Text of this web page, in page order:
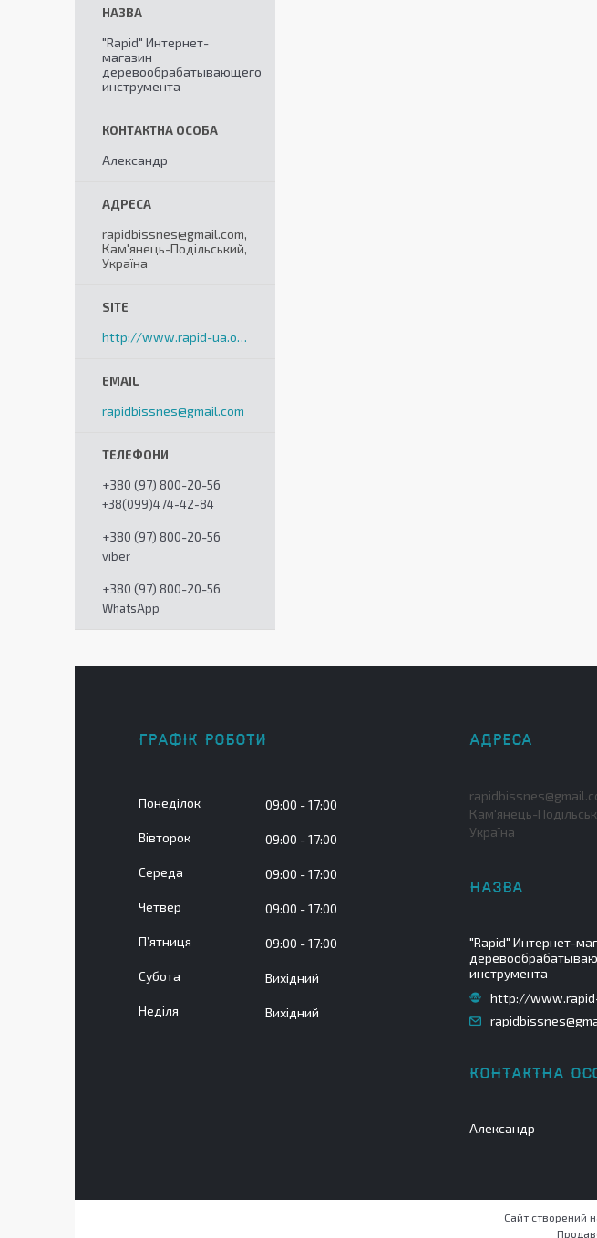
"Rapid" Интернет-
магазин
деревообрабатывающего
инструмента
Александр
rapidbissnes@gmail.com,
Кам'янець-Подільський,
Україна
http://www.rapid-ua.org
rapidbissnes@gmail.com
+380 (97) 800-20-56
+38(099)474-42-84
+380 (97) 800-20-56
viber
+380 (97) 800-20-56
WhatsApp
ГРАФІК РОБОТИ
Понеділок 09:00 17:00
Вівторок 09:00 17:00
Середа 09:00 17:00
Четвер 09:00 17:00
Пʼятниця 09:00 17:00
Субота Вихідний
Неділя Вихідний
Кам'янець-
Україна
"Rapid" Интернет-
инструмента
http://
Александр
Сайт створений